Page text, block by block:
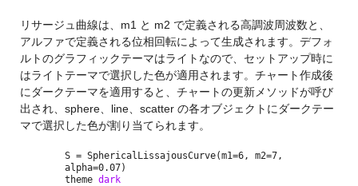
リサージュ曲線は、m1 と m2 で定義される高調波周波数と、
アルファで定義される位相回転によって生成されます。デフォ
ルトのグラフィックテーマはライトなので、セットアップ時に
はライトテーマで選択した色が適用されます。チャート作成後
にダークテーマを適用すると、チャートの更新メソッドが呼び
出され、sphere、line、scatter の各オブジェクトにダークテー
マで選択した色が割り当てられます。
S = SphericalLissajousCurve(m1=6, m2=7,
alpha=0.07)
theme dark